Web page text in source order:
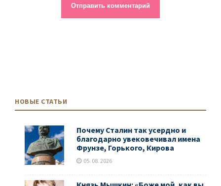
НОВЫЕ СТАТЬИ
Почему Сталин так усердно и
благодарно увековечивал имена
Фрунзе, Горького, Кирова
05. 08. 2026